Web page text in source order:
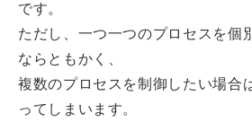
です。
ただし、一つ一つのプロセスを個
ならともかく、
複数のプロセスを制御したい場合
ってしまいます。